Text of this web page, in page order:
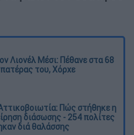
Λιονέλ Μέσι: Πέθανε στα 68
του, Χόρχε
Πώς στήθηκε η
διάσωσης - 254 πολίτες
διά θαλάσσης